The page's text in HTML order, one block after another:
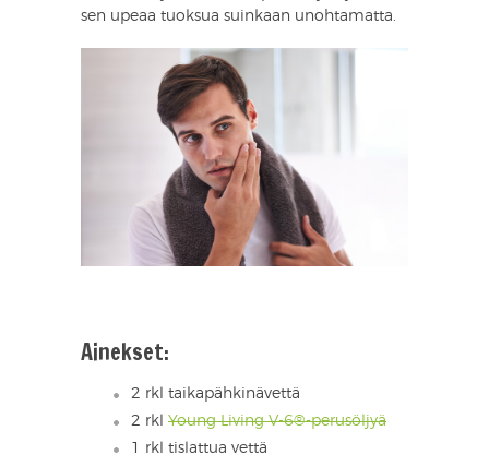
sen upeaa tuoksua suinkaan unohtamatta.
Ainekset:
2 rkl taikapähkinävettä
2 rkl Young Living V-6®-perusöljyä
1 rkl tislattua vettä